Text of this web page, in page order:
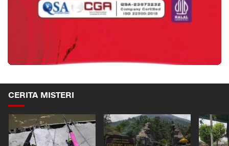
CERITA MISTERI